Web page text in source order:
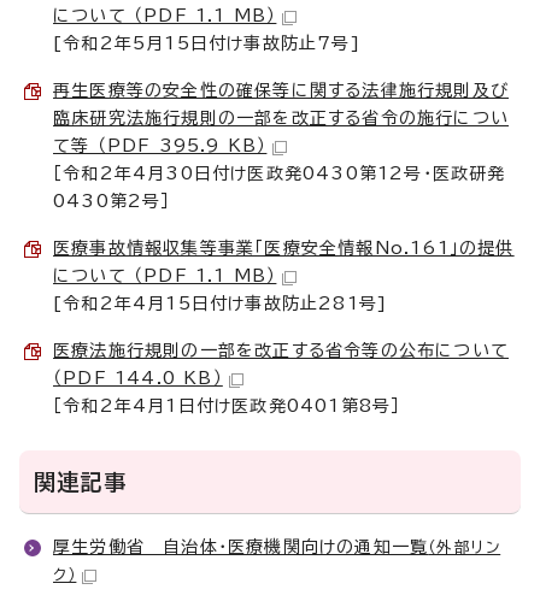
について （PDF 1.1 MB）
[令和2年5月15日付け事故防止7号]
再生医療等の安全性の確保等に関する法律施行規則及び
臨床研究法施行規則の一部を改正する省令の施行につい
て等 （PDF 395.9 KB）
［令和2年4月30日付け医政発0430第12号・医政研発
0430第2号］
医療事故情報収集等事業「医療安全情報No.161」の提供
について （PDF 1.1 MB）
[令和2年4月15日付け事故防止281号]
医療法施行規則の一部を改正する省令等の公布について
（PDF 144.0 KB）
［令和2年4月1日付け医政発0401第8号］
関連記事
厚生労働省 自治体・医療機関向けの通知一覧 （外部リン
ク）